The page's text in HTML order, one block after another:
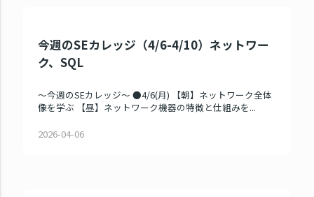
今週のSEカレッジ（4/6-4/10）ネットワー
ク、SQL
～今週のSEカレッジ～ ●4/6(月) 【朝】ネットワーク全体
像を学ぶ 【昼】ネットワーク機器の特徴と仕組みを...
2026-04-06